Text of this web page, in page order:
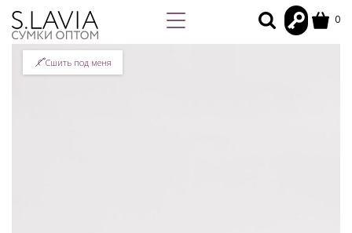
0
Сшить под меня